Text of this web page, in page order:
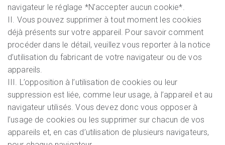
navigateur le réglage *N’accepter aucun cookie*.
II. Vous pouvez supprimer à tout moment les cookies
déjà présents sur votre appareil. Pour savoir comment
procéder dans le détail, veuillez vous reporter à la notice
d’utilisation du fabricant de votre navigateur ou de vos
appareils.
III. L’opposition à l’utilisation de cookies ou leur
suppression est liée, comme leur usage, à l’appareil et au
navigateur utilisés. Vous devez donc vous opposer à
l’usage de cookies ou les supprimer sur chacun de vos
appareils et, en cas d’utilisation de plusieurs navigateurs,